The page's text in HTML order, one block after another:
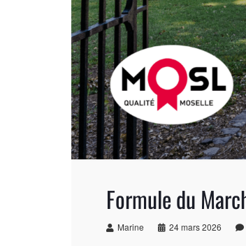
Formule du
Marine 24 mars 2026